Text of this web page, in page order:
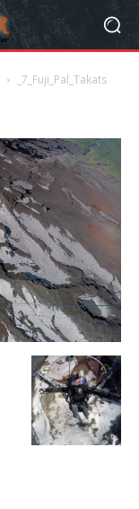
_7_Fuji_Pal_Takats